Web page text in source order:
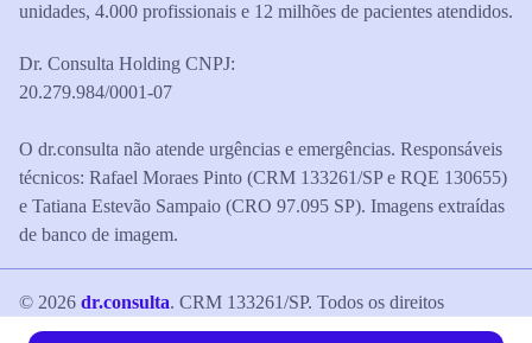
unidades, 4.000 profissionais e 12 milhões de pacientes atendidos.
Dr. Consulta Holding CNPJ:
20.279.984/0001-07
O dr.consulta não atende urgências e emergências. Responsáveis
técnicos: Rafael Moraes Pinto (CRM 133261/SP e RQE 130655)
e Tatiana Estevão Sampaio (CRO 97.095 SP). Imagens extraídas
de banco de imagem.
© 2026 dr.consulta. CRM 133261/SP. Todos os direitos
reservados.